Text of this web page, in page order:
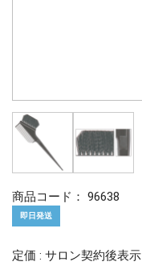
商品コード： 96638
即日発送
定価 : サロン契約後表示